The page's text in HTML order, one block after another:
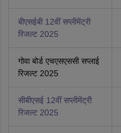
बीएसईबी 12वीं सप्लीमेंट्री
रिजल्ट 2025
गोवा बोर्ड एचएसएससी सप्लाई
रिजल्ट 2025
सीबीएसई 12वीं सप्लीमेंट्री
रिजल्ट 2025